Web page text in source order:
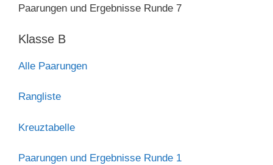
Paarungen und Ergebnisse Runde 7
Klasse B
Alle Paarungen
Rangliste
Kreuztabelle
Paarungen und Ergebnisse Runde 1